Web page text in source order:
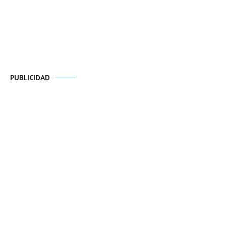
PUBLICIDAD